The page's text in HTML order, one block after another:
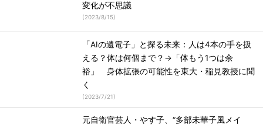
変化が不思議
(2023/8/15)
「AIの遺電子」と探る未来：人は4本の手を扱
える？体は何個まで？→「体もう1つは余
裕」 身体拡張の可能性を東大・稲見教授に聞
く
(2023/7/21)
元自衛官芸人・やす子、“多部未華子風メイ